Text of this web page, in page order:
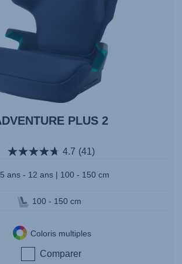
PLUS 2
4.7 (41)
ans - 12 ans | 100 - 150 cm
100 - 150 cm
Coloris multiples
Comparer